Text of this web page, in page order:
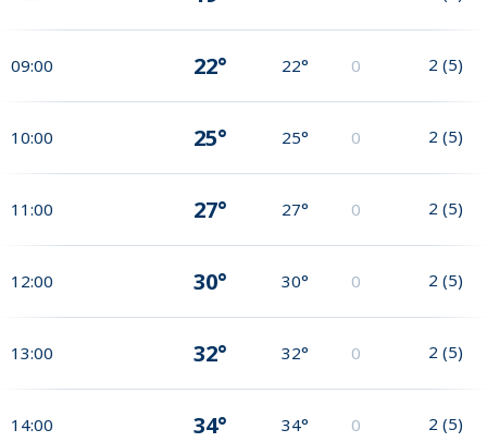
09:00 22° 22° 0 2 (5)
10:00 25° 25° 0 2 (5)
11:00 27° 27° 0 2 (5)
12:00 30° 30° 0 2 (5)
13:00 32° 32° 0 2 (5)
14:00 34° 34° 0 2 (5)